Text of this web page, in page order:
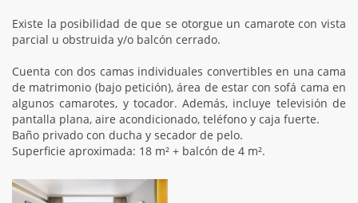
Existe la posibilidad de que se otorgue un camarote con vista
parcial u obstruida y/o balcón cerrado.
Cuenta con dos camas individuales convertibles en una cama
de matrimonio (bajo petición), área de estar con sofá cama en
algunos camarotes, y tocador. Además, incluye televisión de
pantalla plana, aire acondicionado, teléfono y caja fuerte.
Baño privado con ducha y secador de pelo.
Superficie aproximada: 18 m² + balcón de 4 m².